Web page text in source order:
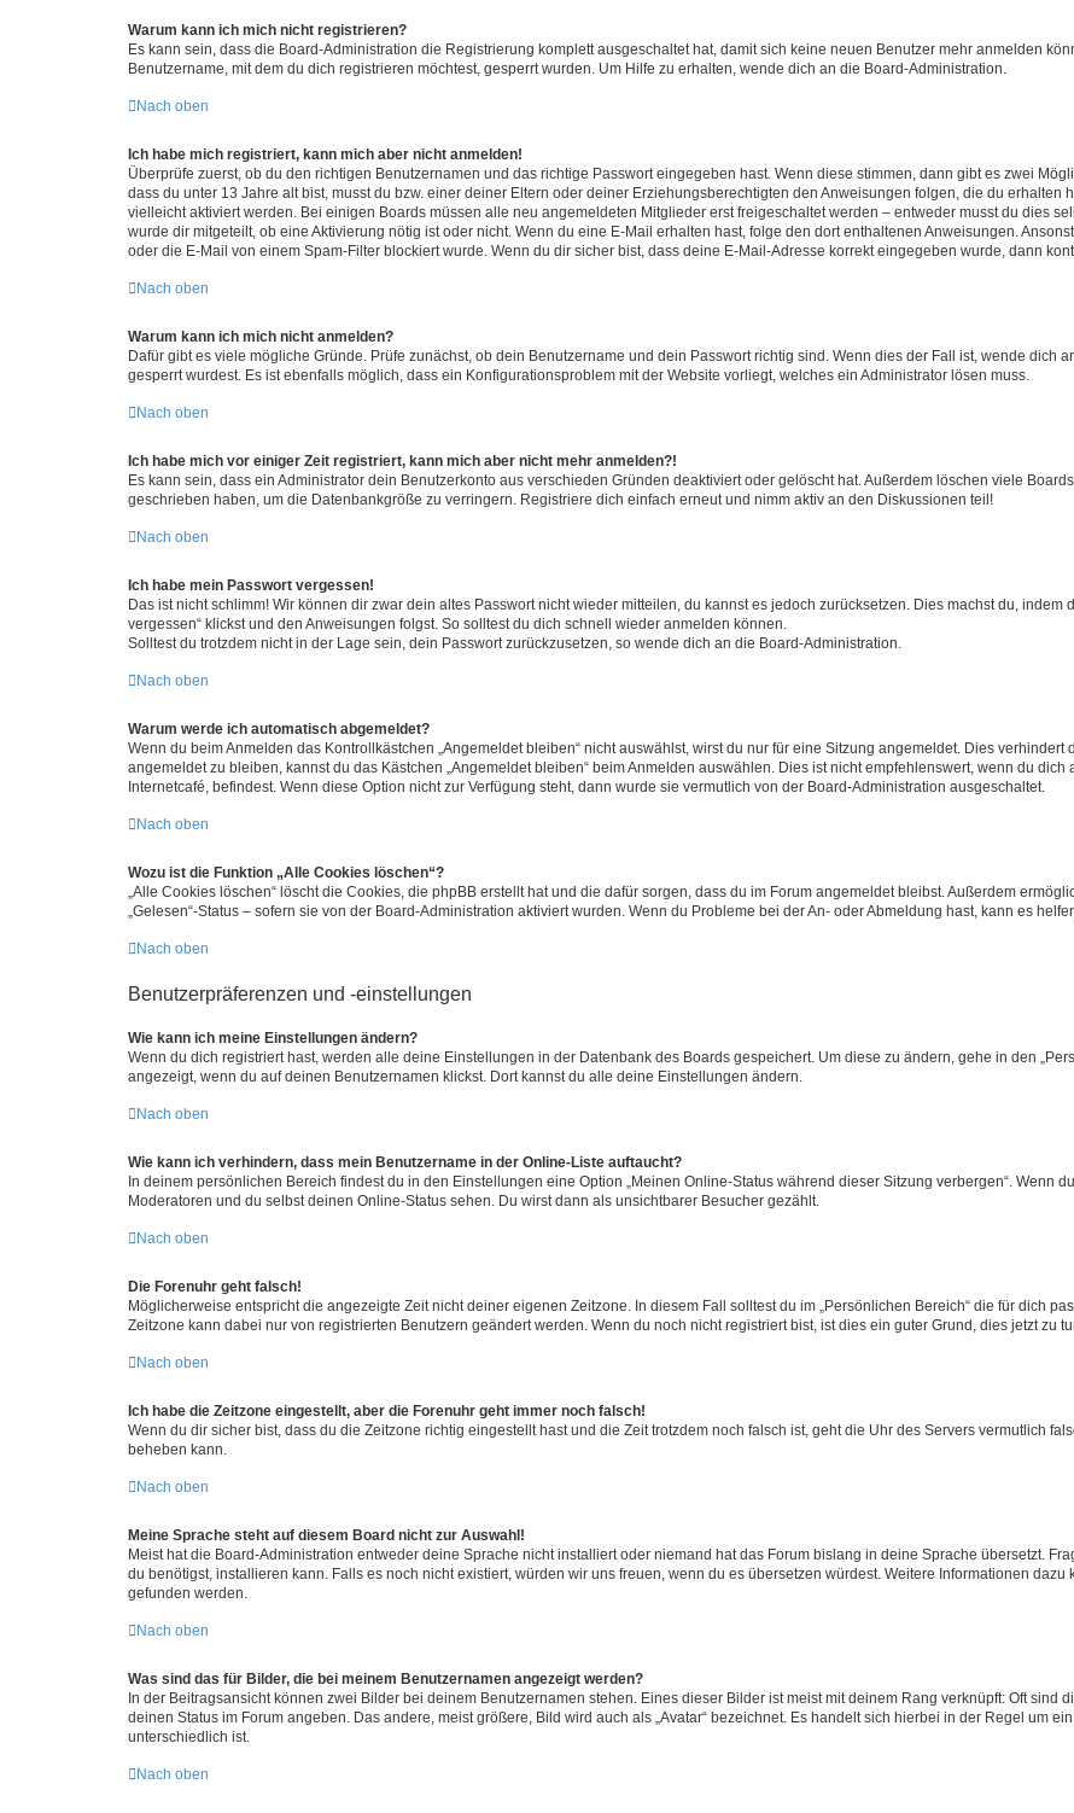
Warum kann ich mich nicht registrieren?
Es kann sein, dass die Board-Administration die Registrierung komplett ausgeschaltet hat, damit sich keine neuen Benutzer mehr anmelden
Benutzername, mit dem du dich registrieren möchtest, gesperrt wurden. Um Hilfe zu erhalten, wende dich an die Board-Administration.
Nach oben
Ich habe mich registriert, kann mich aber nicht anmelden!
Überprüfe zuerst, ob du den richtigen Benutzernamen und das richtige Passwort eingegeben hast. Wenn diese stimmen, dann gibt es zwei
dass du unter 13 Jahre alt bist, musst du bzw. einer deiner Eltern oder deiner Erziehungsberechtigten den Anweisungen folgen, die du erhalten
vielleicht aktiviert werden. Bei einigen Boards müssen alle neu angemeldeten Mitglieder erst freigeschaltet werden – entweder musst du dies
wurde dir mitgeteilt, ob eine Aktivierung nötig ist oder nicht. Wenn du eine E-Mail erhalten hast, folge den dort enthaltenen Anweisungen.
oder die E-Mail von einem Spam-Filter blockiert wurde. Wenn du dir sicher bist, dass deine E-Mail-Adresse korrekt eingegeben wurde, dann
Nach oben
Warum kann ich mich nicht anmelden?
Dafür gibt es viele mögliche Gründe. Prüfe zunächst, ob dein Benutzername und dein Passwort richtig sind. Wenn dies der Fall ist, wende dich
gesperrt wurdest. Es ist ebenfalls möglich, dass ein Konfigurationsproblem mit der Website vorliegt, welches ein Administrator lösen muss.
Nach oben
Ich habe mich vor einiger Zeit registriert, kann mich aber nicht mehr anmelden?!
Es kann sein, dass ein Administrator dein Benutzerkonto aus verschieden Gründen deaktiviert oder gelöscht hat. Außerdem löschen viele
geschrieben haben, um die Datenbankgröße zu verringern. Registriere dich einfach erneut und nimm aktiv an den Diskussionen teil!
Nach oben
Ich habe mein Passwort vergessen!
Das ist nicht schlimm! Wir können dir zwar dein altes Passwort nicht wieder mitteilen, du kannst es jedoch zurücksetzen. Dies machst du, indem
vergessen“ klickst und den Anweisungen folgst. So solltest du dich schnell wieder anmelden können.
Solltest du trotzdem nicht in der Lage sein, dein Passwort zurückzusetzen, so wende dich an die Board-Administration.
Nach oben
Warum werde ich automatisch abgemeldet?
Wenn du beim Anmelden das Kontrollkästchen „Angemeldet bleiben“ nicht auswählst, wirst du nur für eine Sitzung angemeldet. Dies
angemeldet zu bleiben, kannst du das Kästchen „Angemeldet bleiben“ beim Anmelden auswählen. Dies ist nicht empfehlenswert, wenn du
Internetcafé, befindest. Wenn diese Option nicht zur Verfügung steht, dann wurde sie vermutlich von der Board-Administration ausgeschaltet.
Nach oben
Wozu ist die Funktion „Alle Cookies löschen“?
„Alle Cookies löschen“ löscht die Cookies, die phpBB erstellt hat und die dafür sorgen, dass du im Forum angemeldet bleibst. Außerdem
„Gelesen“-Status – sofern sie von der Board-Administration aktiviert wurden. Wenn du Probleme bei der An- oder Abmeldung hast, kann es
Nach oben
Benutzerpräferenzen und -einstellungen
Wie kann ich meine Einstellungen ändern?
Wenn du dich registriert hast, werden alle deine Einstellungen in der Datenbank des Boards gespeichert. Um diese zu ändern, gehe in den
angezeigt, wenn du auf deinen Benutzernamen klickst. Dort kannst du alle deine Einstellungen ändern.
Nach oben
Wie kann ich verhindern, dass mein Benutzername in der Online-Liste auftaucht?
In deinem persönlichen Bereich findest du in den Einstellungen eine Option „Meinen Online-Status während dieser Sitzung verbergen“. Wenn
Moderatoren und du selbst deinen Online-Status sehen. Du wirst dann als unsichtbarer Besucher gezählt.
Nach oben
Die Forenuhr geht falsch!
Möglicherweise entspricht die angezeigte Zeit nicht deiner eigenen Zeitzone. In diesem Fall solltest du im „Persönlichen Bereich“ die für dich
Zeitzone kann dabei nur von registrierten Benutzern geändert werden. Wenn du noch nicht registriert bist, ist dies ein guter Grund, dies jetzt zu
Nach oben
Ich habe die Zeitzone eingestellt, aber die Forenuhr geht immer noch falsch!
Wenn du dir sicher bist, dass du die Zeitzone richtig eingestellt hast und die Zeit trotzdem noch falsch ist, geht die Uhr des Servers vermutlich
beheben kann.
Nach oben
Meine Sprache steht auf diesem Board nicht zur Auswahl!
Meist hat die Board-Administration entweder deine Sprache nicht installiert oder niemand hat das Forum bislang in deine Sprache übersetzt.
du benötigst, installieren kann. Falls es noch nicht existiert, würden wir uns freuen, wenn du es übersetzen würdest. Weitere Informationen dazu
gefunden werden.
Nach oben
Was sind das für Bilder, die bei meinem Benutzernamen angezeigt werden?
In der Beitragsansicht können zwei Bilder bei deinem Benutzernamen stehen. Eines dieser Bilder ist meist mit deinem Rang verknüpft: Oft sind
deinen Status im Forum angeben. Das andere, meist größere, Bild wird auch als „Avatar“ bezeichnet. Es handelt sich hierbei in der Regel um
unterschiedlich ist.
Nach oben